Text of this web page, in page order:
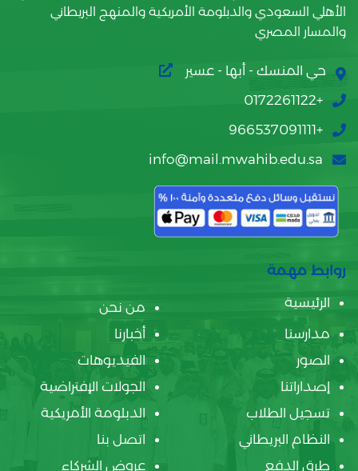
الأهلي السعودي والدبلومة الأمريكية والمنهج البريطاني
والمسار المصري
حي المنسك - أبها - عسير
+0172261122
+966537091111
info@mail.mwahib.edu.sa
روابط مهمة
الرئيسية
من نحن
مدارسنا
أخبارنا
الصور
الفيديوهات
إصداراتنا
الجولات الإفتراضية
تسجيل الطلاب
الدبلومة الأمريكية
النظام البريطاني
اتصل بنا
طرق الدفع
عروض الشركاء